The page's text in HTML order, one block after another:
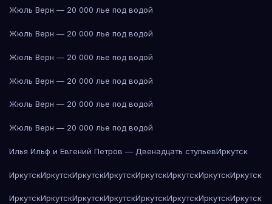
Жюль Верн — 20 000 лье под водой
Жюль Верн — 20 000 лье под водой
Жюль Верн — 20 000 лье под водой
Жюль Верн — 20 000 лье под водой
Жюль Верн — 20 000 лье под водой
Жюль Верн — 20 000 лье под водой
Илья Ильф и Евгений Петров — Двенадцать стульевИркутск
ИркутскИркутскИркутскИркутскИркутскИркутскИркутскИркутск
ИркутскИркутскИркутскИркутскИркутскИркутскИркутскИркутск